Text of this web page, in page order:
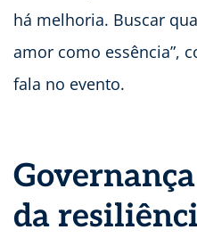
há melhoria. Buscar
amor como essência”,
fala no evento.
da